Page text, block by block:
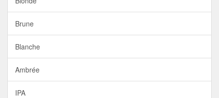
Brune
Blanche
Ambrée
IPA